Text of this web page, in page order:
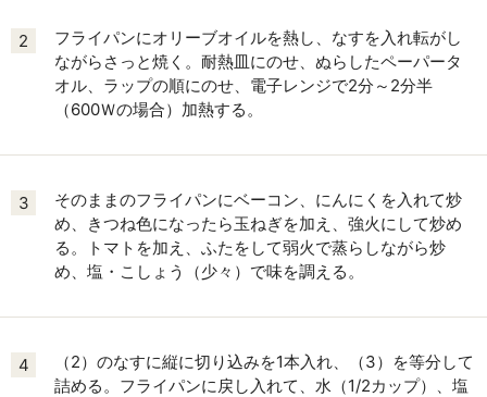
2
フライパンにオリーブオイルを熱し、なすを入れ転がし
ながらさっと焼く。耐熱皿にのせ、ぬらしたペーパータ
オル、ラップの順にのせ、電子レンジで2分～2分半
（600Ｗの場合）加熱する。
3
そのままのフライパンにベーコン、にんにくを入れて炒
め、きつね色になったら玉ねぎを加え、強火にして炒め
る。トマトを加え、ふたをして弱火で蒸らしながら炒
め、塩・こしょう（少々）で味を調える。
4
（2）のなすに縦に切り込みを1本入れ、（3）を等分して
詰める。フライパンに戻し入れて、水（1/2カップ）、塩